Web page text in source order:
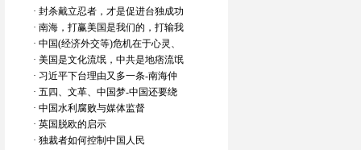
· 封杀戴立忍者，才是促进台独成功
· 南海，打赢美国是我们的，打输我
· 中国(经济外交等)危机在于心灵、
· 美国是文化流氓，中共是地痞流氓
· 习近平下台理由又多一条-南海仲
· 五四、文革、中国梦-中国还要绕
· 中国水利腐败与媒体监督
· 英国脱欧的启示
· 独裁者如何控制中国人民